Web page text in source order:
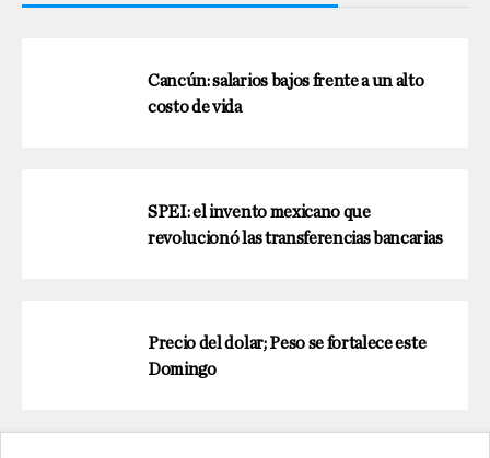
Cancún: salarios bajos frente a un alto
costo de vida
SPEI: el invento mexicano que
revolucionó las transferencias bancarias
Precio del dolar; Peso se fortalece este
Domingo